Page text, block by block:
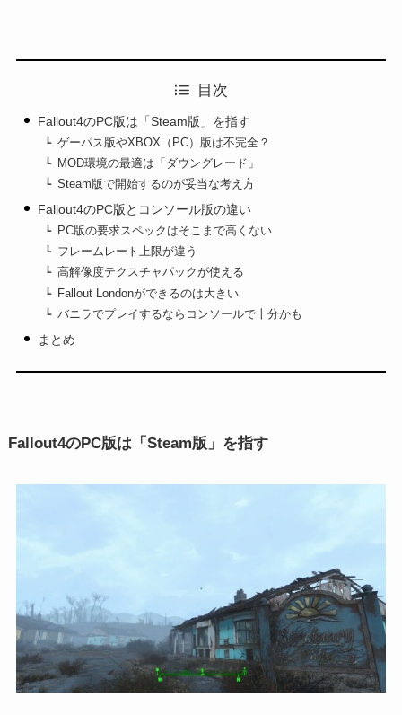
目次
Fallout4のPC版は「Steam版」を指す
ゲーパス版やXBOX（PC）版は不完全？
MOD環境の最適は「ダウングレード」
Steam版で開始するのが妥当な考え方
Fallout4のPC版とコンソール版の違い
PC版の要求スペックはそこまで高くない
フレームレート上限が違う
高解像度テクスチャパックが使える
Fallout Londonができるのは大きい
バニラでプレイするならコンソールで十分かも
まとめ
Fallout4のPC版は「Steam版」を指す